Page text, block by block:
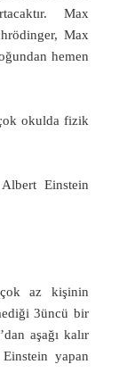
Max
Max
hemen
okulda fizik
Einstein
çok az kişinin
3üncü bir
aşağı kalır
yapan